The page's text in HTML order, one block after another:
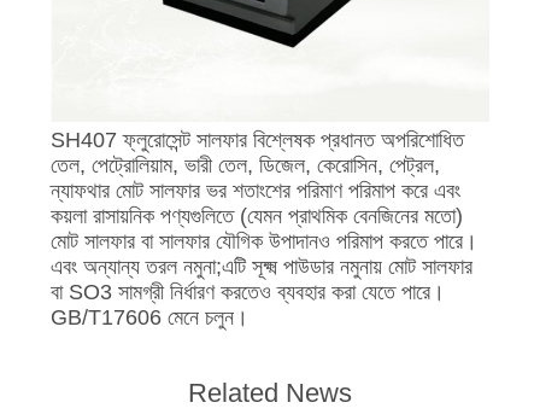
SH407 ফ্লুরোসেন্ট সালফার বিশ্লেষক প্রধানত অপরিশোধিত
তেল, পেট্রোলিয়াম, ভারী তেল, ডিজেল, কেরোসিন, পেট্রল,
ন্যাফথার মোট সালফার ভর শতাংশের পরিমাণ পরিমাপ করে এবং
কয়লা রাসায়নিক পণ্যগুলিতে (যেমন প্রাথমিক বেনজিনের মতো)
মোট সালফার বা সালফার যৌগিক উপাদানও পরিমাপ করতে পারে।
এবং অন্যান্য তরল নমুনা;এটি সূক্ষ্ম পাউডার নমুনায় মোট সালফার
বা SO3 সামগ্রী নির্ধারণ করতেও ব্যবহার করা যেতে পারে।
GB/T17606 মেনে চলুন।
Related News